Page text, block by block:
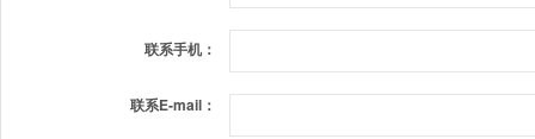
联系手机：
联系E-mail：